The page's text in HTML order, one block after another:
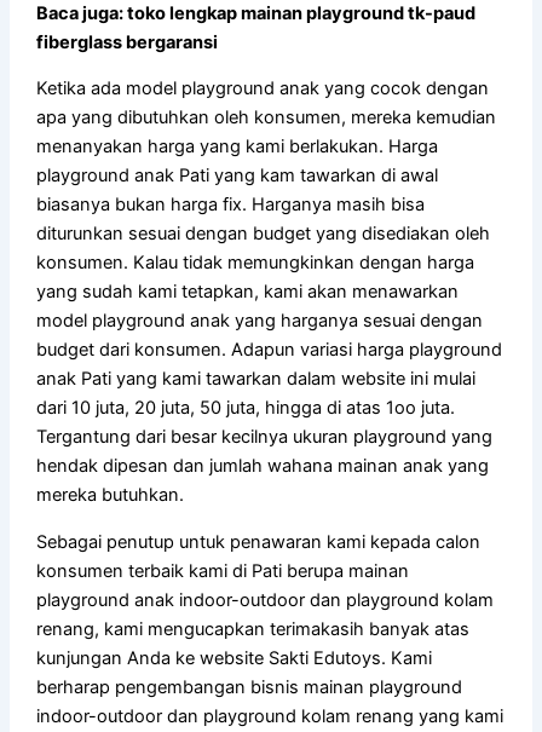
Baca juga: toko lengkap mainan playground tk-paud
fiberglass bergaransi
Ketika ada model playground anak yang cocok dengan
apa yang dibutuhkan oleh konsumen, mereka kemudian
menanyakan harga yang kami berlakukan. Harga
playground anak Pati yang kam tawarkan di awal
biasanya bukan harga fix. Harganya masih bisa
diturunkan sesuai dengan budget yang disediakan oleh
konsumen. Kalau tidak memungkinkan dengan harga
yang sudah kami tetapkan, kami akan menawarkan
model playground anak yang harganya sesuai dengan
budget dari konsumen. Adapun variasi harga playground
anak Pati yang kami tawarkan dalam website ini mulai
dari 10 juta, 20 juta, 50 juta, hingga di atas 1oo juta.
Tergantung dari besar kecilnya ukuran playground yang
hendak dipesan dan jumlah wahana mainan anak yang
mereka butuhkan.
Sebagai penutup untuk penawaran kami kepada calon
konsumen terbaik kami di Pati berupa mainan
playground anak indoor-outdoor dan playground kolam
renang, kami mengucapkan terimakasih banyak atas
kunjungan Anda ke website Sakti Edutoys. Kami
berharap pengembangan bisnis mainan playground
indoor-outdoor dan playground kolam renang yang kami